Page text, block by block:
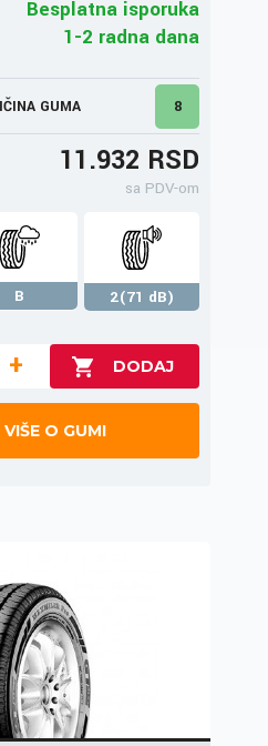
Besplatna isporuka
1-2 radna dana
GUMA 8
11.932 RSD
sa PDV-om
B
2(71 dB)
+
O GUMI